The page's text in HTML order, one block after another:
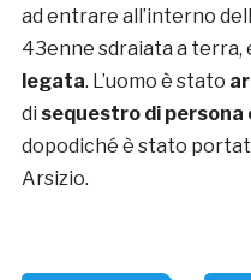
ad entrare all’interno
43enne sdraiata a terra,
legata. L’uomo è stato
di sequestro di persona
dopodiché è stato
Arsizio.